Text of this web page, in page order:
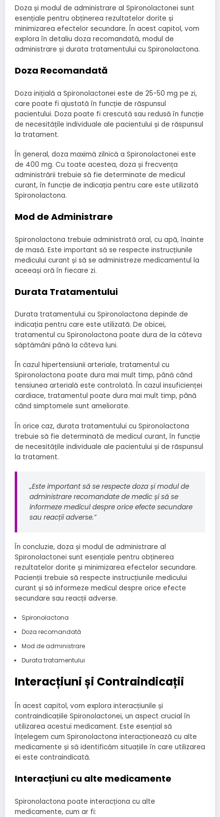
Doza și modul de administrare al Spironolactonei sunt
esențiale pentru obținerea rezultatelor dorite și
minimizarea efectelor secundare. În acest capitol, vom
explora în detaliu doza recomandată, modul de
administrare și durata tratamentului cu Spironolactona.
Doza Recomandată
Doza inițială a Spironolactonei este de 25-50 mg pe zi,
care poate fi ajustată în funcție de răspunsul
pacientului. Doza poate fi crescută sau redusă în funcție
de necesitățile individuale ale pacientului și de răspunsul
la tratament.
În general, doza maximă zilnică a Spironolactonei este
de 400 mg. Cu toate acestea, doza și frecvența
administrării trebuie să fie determinate de medicul
curant, în funcție de indicația pentru care este utilizată
Spironolactona.
Mod de Administrare
Spironolactona trebuie administrată oral, cu apă, înainte
de masă. Este important să se respecte instrucțiunile
medicului curant și să se administreze medicamentul la
aceeași oră în fiecare zi.
Durata Tratamentului
Durata tratamentului cu Spironolactona depinde de
indicația pentru care este utilizată. De obicei,
tratamentul cu Spironolactona poate dura de la câteva
săptămâni până la câteva luni.
În cazul hipertensiunii arteriale, tratamentul cu
Spironolactona poate dura mai mult timp, până când
tensiunea arterială este controlată. În cazul insuficienței
cardiace, tratamentul poate dura mai mult timp, până
când simptomele sunt ameliorate.
În orice caz, durata tratamentului cu Spironolactona
trebuie să fie determinată de medicul curant, în funcție
de necesitățile individuale ale pacientului și de răspunsul
la tratament.
„Este important să se respecte doza și modul de
administrare recomandate de medic și să se
informeze medicul despre orice efecte secundare
sau reacții adverse.”
În concluzie, doza și modul de administrare al
Spironolactonei sunt esențiale pentru obținerea
rezultatelor dorite și minimizarea efectelor secundare.
Pacienții trebuie să respecte instrucțiunile medicului
curant și să informeze medicul despre orice efecte
secundare sau reacții adverse.
Spironolactona
Doza recomandată
Mod de administrare
Durata tratamentului
Interacțiuni și Contraindicații
În acest capitol, vom explora interacțiunile și
contraindicațiile Spironolactonei, un aspect crucial în
utilizarea acestui medicament. Este esențial să
înțelegem cum Spironolactona interacționează cu alte
medicamente și să identificăm situațiile în care utilizarea
ei este contraindicată.
Interacțiuni cu alte medicamente
Spironolactona poate interacționa cu alte
medicamente, cum ar fi: